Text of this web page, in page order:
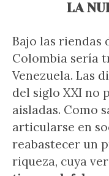
LA
Bajo las riendas
Colombia sería
Venezuela. Las
del siglo XXI no
aisladas. Como
articularse en
reabastecer un
riqueza, cuya